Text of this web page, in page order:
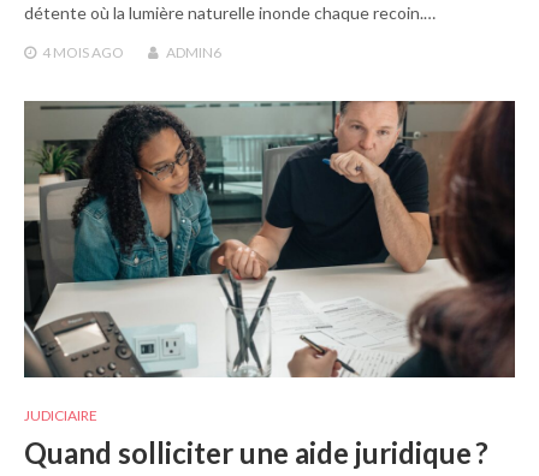
détente où la lumière naturelle inonde chaque recoin.…
4 MOIS AGO ADMIN6
JUDICIAIRE
Quand solliciter une aide juridique ?